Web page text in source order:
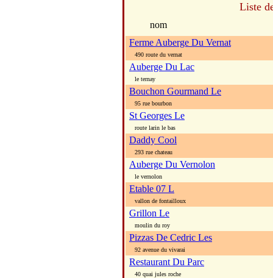
Liste
nom
Ferme Auberge Du Vernat
490 route du vernat
Auberge Du Lac
le ternay
Bouchon Gourmand Le
95 rue bourbon
St Georges Le
route larin le bas
Daddy Cool
293 rue chateau
Auberge Du Vernolon
le vernolon
Etable 07 L
vallon de fontailloux
Grillon Le
moulin du roy
Pizzas De Cedric Les
92 avenue du vivarai
Restaurant Du Parc
40 quai jules roche